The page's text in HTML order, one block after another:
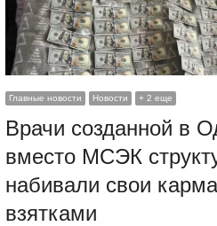
Главные новости Новости + 2 еще
Врачи созданной в
вместо МСЭК
набивали свои
взятками